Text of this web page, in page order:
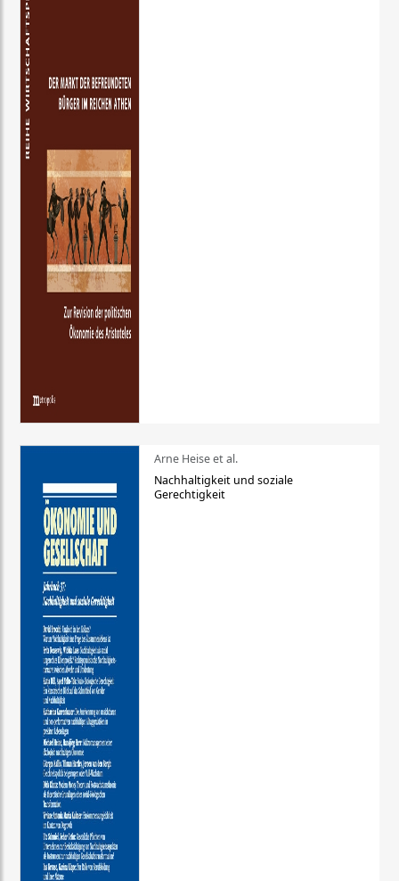
Arne Heise et al.
Nachhaltigkeit und soziale
Gerechtigkeit